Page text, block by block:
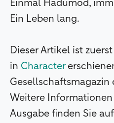
Einmal Hadumod,
Ein Leben lang.
Dieser Artikel ist zuerst
in Character
Gesellschaftsmagazin
Weitere
Ausgabe finden Sie